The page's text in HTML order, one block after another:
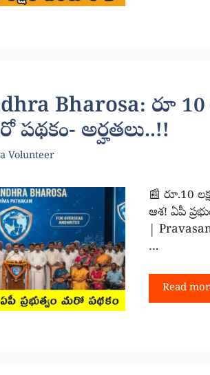
Bharosa: రూ
పథకం- అర్హతలు..!!
Volunteer
📰 రూ.10
ఆశ! ఏపీ
|
…
Read